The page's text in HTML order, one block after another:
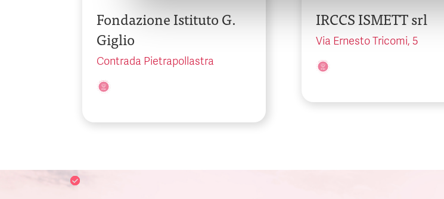
Fondazione Istituto G.
Giglio
Contrada Pietrapollastra
IRCCS ISMETT srl
Via Ernesto Tricomi, 5